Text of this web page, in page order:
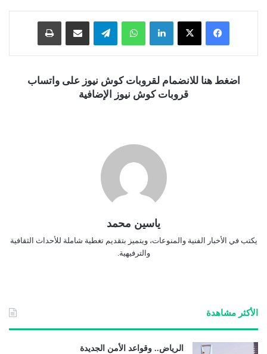
فيسبوك ‫X لينكدإن واتساب تيلقرام
اضغط هنا للانضمام لقروبات كوش نيوز على واتساب
قروبات كوش نيوز الإضافية
ياسين محمد
يكتب في الأخبار الفنية والمنوعات، ويتميز بتقديم تغطية شاملة للأحداث الثقافية
والترفيهية.
الأكثر مشاهدة
الرياض.. وقواعد الأمن الجديدة